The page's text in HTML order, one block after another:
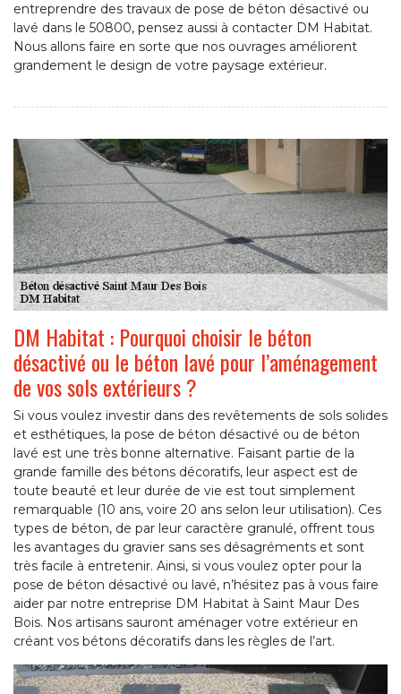
entreprendre des travaux de pose de béton désactivé ou
lavé dans le 50800, pensez aussi à contacter DM Habitat.
Nous allons faire en sorte que nos ouvrages améliorent
grandement le design de votre paysage extérieur.
DM Habitat : Pourquoi choisir le béton
désactivé ou le béton lavé pour l’aménagement
de vos sols extérieurs ?
Si vous voulez investir dans des revêtements de sols solides
et esthétiques, la pose de béton désactivé ou de béton
lavé est une très bonne alternative. Faisant partie de la
grande famille des bétons décoratifs, leur aspect est de
toute beauté et leur durée de vie est tout simplement
remarquable (10 ans, voire 20 ans selon leur utilisation). Ces
types de béton, de par leur caractère granulé, offrent tous
les avantages du gravier sans ses désagréments et sont
très facile à entretenir. Ainsi, si vous voulez opter pour la
pose de béton désactivé ou lavé, n’hésitez pas à vous faire
aider par notre entreprise DM Habitat à Saint Maur Des
Bois. Nos artisans sauront aménager votre extérieur en
créant vos bétons décoratifs dans les règles de l’art.